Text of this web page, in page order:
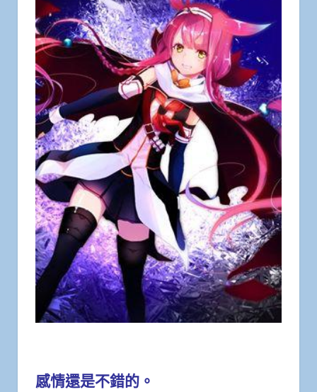
感情還是不錯的。